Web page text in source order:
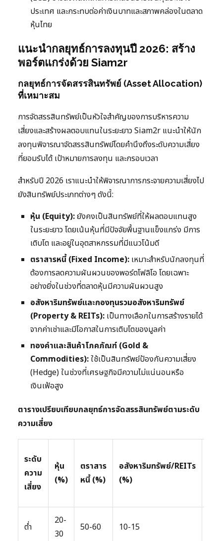
ประเทศ และกระทบต่อค่าเงินบาทและสภาพคล่องในตลาด
หุ้นไทย
แนะนำกลยุทธ์การลงทุนปี 2026: สร้าง
พอร์ตแกร่งด้วย Siam2r
กลยุทธ์การจัดสรรสินทรัพย์ (Asset Allocation)
ที่เหมาะสม
การจัดสรรสินทรัพย์เป็นหัวใจสำคัญของการบริหารความ
เสี่ยงและสร้างผลตอบแทนในระยะยาว Siam2r แนะนำให้นัก
ลงทุนพิจารณาจัดสรรสินทรัพย์โดยคำนึงถึงระดับความเสี่ยง
ที่ยอมรับได้ เป้าหมายการลงทุน และกรอบเวลา
สำหรับปี 2026 เราแนะนำให้พิจารณาการกระจายความเสี่ยงไป
ยังสินทรัพย์ประเภทต่างๆ ดังนี้:
หุ้น (Equity):ยังคงเป็นสินทรัพย์ที่ให้ผลตอบแทนสูง
ในระยะยาว โดยเน้นหุ้นที่มีปัจจัยพื้นฐานแข็งแกร่ง มีการ
เติบโต และอยู่ในอุตสาหกรรมที่มีแนวโน้มดี
ตราสารหนี้ (Fixed Income): เหมาะสำหรับนักลงทุนที่
ต้องการลดความผันผวนของพอร์ตโฟลิโอ โดยเฉพาะ
อย่างยิ่งในช่วงที่ตลาดหุ้นมีความผันผวนสูง
อสังหาริมทรัพย์และกองทุนรวมอสังหาริมทรัพย์
(Property & REITs): เป็นทางเลือกในการสร้างรายได้
จากค่าเช่าและมีโอกาสในการเติบโตของมูลค่า
ทองคำและสินค้าโภคภัณฑ์ (Gold &
Commodities):ใช้เป็นสินทรัพย์ป้องกันความเสี่ยง
(Hedge) ในช่วงที่เศรษฐกิจมีความไม่แน่นอนหรือ
เงินเฟ้อสูง
ตารางเปรียบเทียบกลยุทธ์การจัดสรรสินทรัพย์ตามระดับ
ความเสี่ยง
ระดับ
ความ
เสี่ยง
หุ้น
(%)
ตราสาร
หนี้ (%)
อสังหาริมทรัพย์/REITs
(%)
ต่ำ
20-
30
50-60 10-15